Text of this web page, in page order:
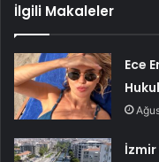
İlgili Makaleler
Ece
İzmir